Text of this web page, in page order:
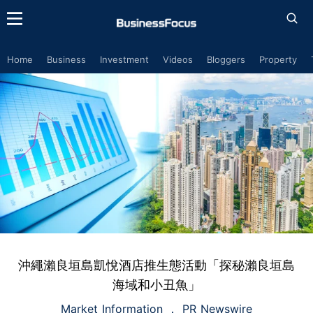
Home Business Investment Videos Bloggers Property
沖繩瀨良垣島凱悅酒店推生態活動「探秘瀨良垣島
海域和小丑魚」
Market Information PR Newswire